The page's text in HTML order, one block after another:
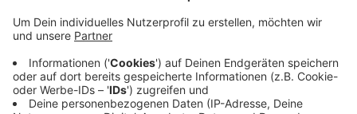
Verkehrsprobleme geben. Die Ampelanlage auf der
großen Kreuzung am Robert-Daum-Platz in
Elberfeld wird ab 9 Uhr für zwei Stunden